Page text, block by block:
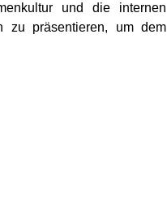
und die internen
zu präsentieren, um dem